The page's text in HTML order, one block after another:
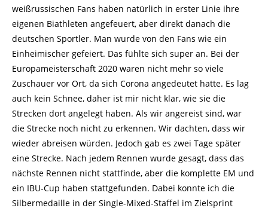
weißrussischen Fans haben natürlich in erster Linie ihre
eigenen Biathleten angefeuert, aber direkt danach die
deutschen Sportler. Man wurde von den Fans wie ein
Einheimischer gefeiert. Das fühlte sich super an. Bei der
Europameisterschaft 2020 waren nicht mehr so viele
Zuschauer vor Ort, da sich Corona angedeutet hatte. Es lag
auch kein Schnee, daher ist mir nicht klar, wie sie die
Strecken dort angelegt haben. Als wir angereist sind, war
die Strecke noch nicht zu erkennen. Wir dachten, dass wir
wieder abreisen würden. Jedoch gab es zwei Tage später
eine Strecke. Nach jedem Rennen wurde gesagt, dass das
nächste Rennen nicht stattfinde, aber die komplette EM und
ein IBU-Cup haben stattgefunden. Dabei konnte ich die
Silbermedaille in der Single-Mixed-Staffel im Zielsprint